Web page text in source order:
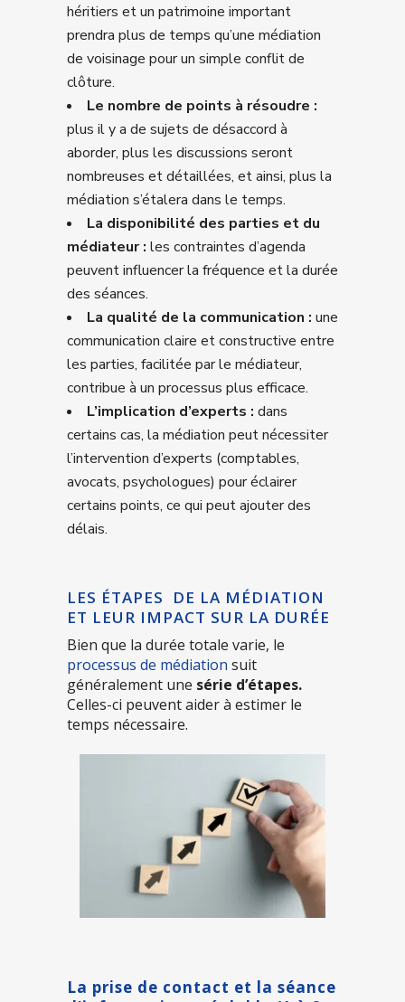
héritiers et un patrimoine important
prendra plus de temps qu’une médiation
de voisinage pour un simple conflit de
clôture.
Le nombre de points à résoudre :
plus il y a de sujets de désaccord à
aborder, plus les discussions seront
nombreuses et détaillées, et ainsi, plus la
médiation s’étalera dans le temps.
La disponibilité des parties et du
médiateur : les contraintes d’agenda
peuvent influencer la fréquence et la durée
des séances.
La qualité de la communication : une
communication claire et constructive entre
les parties, facilitée par le médiateur,
contribue à un processus plus efficace.
L’implication d’experts : dans
certains cas, la médiation peut nécessiter
l’intervention d’experts (comptables,
avocats, psychologues) pour éclairer
certains points, ce qui peut ajouter des
délais.
LES ÉTAPES DE LA MÉDIATION
ET LEUR IMPACT SUR LA DURÉE
Bien que la durée totale varie, le
processus de médiation suit
généralement une série d’étapes.
Celles-ci peuvent aider à estimer le
temps nécessaire.
La prise de contact et la séance